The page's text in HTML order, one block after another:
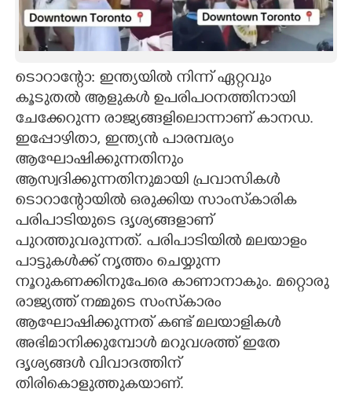
ASTRO
ZOOM
CONTACT US
ടൊറാന്റോ: ഇന്ത്യയിൽ നിന്ന് ഏറ്റവും
കൂടുതൽ ആളുകൾ ഉപരിപഠനത്തിനായി
ചേക്കേറുന്ന രാജ്യങ്ങളിലൊന്നാണ് കാന‌‌ഡ.
ഇപ്പോഴിതാ, ഇന്ത്യൻ പാരമ്പര്യം
ആഘോഷിക്കുന്നതിനും
ആസ്വദിക്കുന്നതിനുമായി പ്രവാസികൾ
ടൊറാന്റോയിൽ ഒരുക്കിയ സാംസ്‌കാരിക
പരിപാടിയുടെ ദൃശ്യങ്ങളാണ്
പുറത്തുവരുന്നത്. പരിപാടിയിൽ മലയാളം
പാട്ടുകൾക്ക് നൃത്തം ചെയ്യുന്ന
നൂറുകണക്കിനുപേരെ കാണാനാകും. മറ്റൊരു
രാജ്യത്ത് നമ്മുടെ സംസ്‌കാരം
ആഘോഷിക്കുന്നത് കണ്ട് മലയാളികൾ
അഭിമാനിക്കുമ്പോൾ മറുവശത്ത് ഇതേ
ദൃശ്യങ്ങൾ വിവാദത്തിന്
തിരികൊളുത്തുകയാണ്.